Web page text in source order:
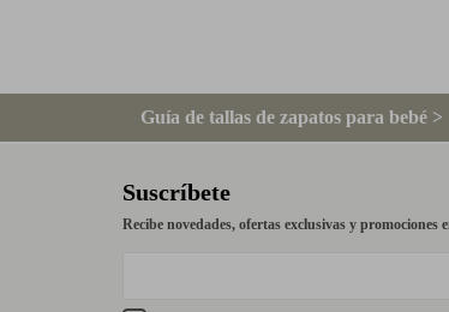
Guía de tallas de zapatos para bebé >
Suscríbete
Recibe novedades, ofertas exclusivas y promociones